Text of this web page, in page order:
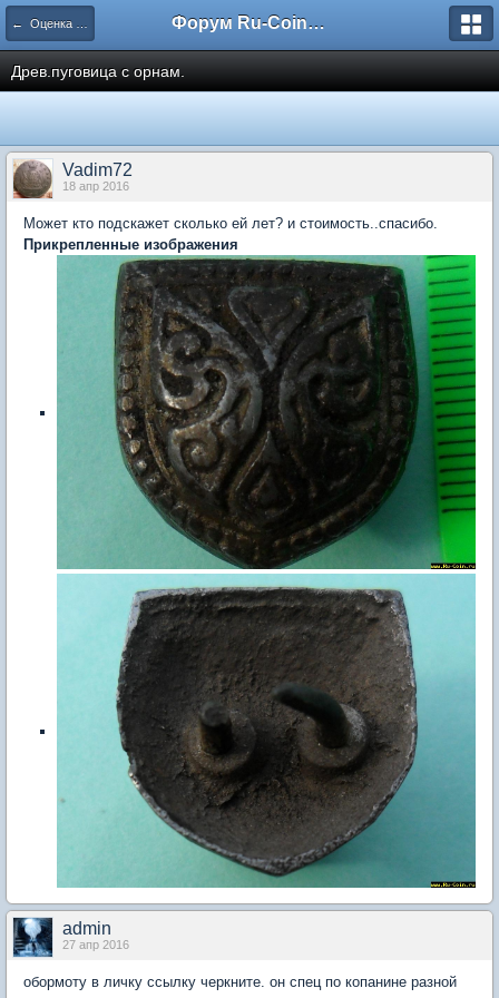
← Оценка и определение НЕ МОНЕТ Форум Ru-Coin.ru
Древ.пуговица с орнам.
Vadim72
18 апр 2016
Может кто подскажет сколько ей лет? и стоимость..спасибо.
Прикрепленные изображения
admin
27 апр 2016
обормоту в личку ссылку черкните. он спец по копанине разной